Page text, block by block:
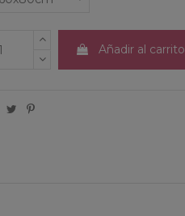
Añadir al carrito